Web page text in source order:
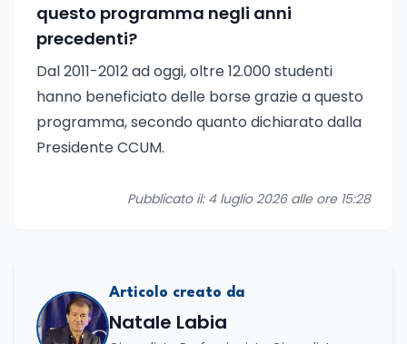
questo programma negli anni
precedenti?
Dal 2011-2012 ad oggi, oltre 12.000 studenti
hanno beneficiato delle borse grazie a questo
programma, secondo quanto dichiarato dalla
Presidente CCUM.
Pubblicato il: 4 luglio 2026 alle ore 15:28
Articolo creato da
Natale Labia